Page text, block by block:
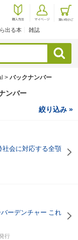
出る本 雑誌
検索
> バックナンバー
ンバー
絞り込み »
社会に対応する全顎
ーデンチャー これ
行